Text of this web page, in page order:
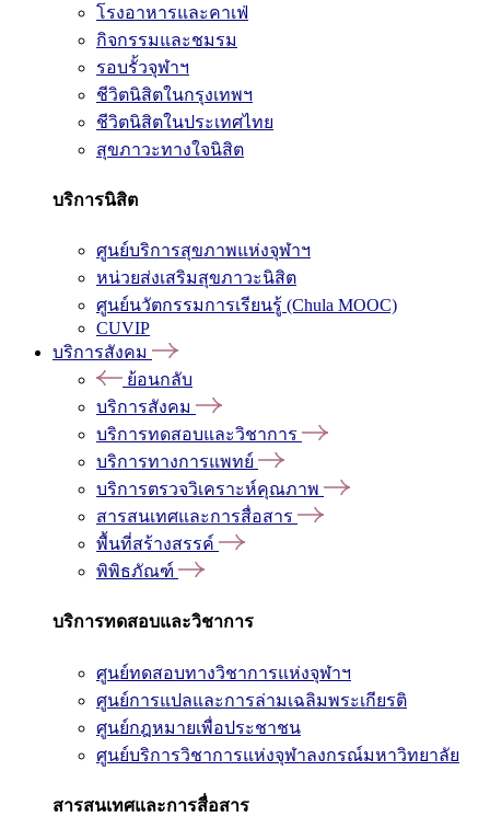
โรงอาหารและคาเฟ่
กิจกรรมและชมรม
รอบรั้วจุฬาฯ
ชีวิตนิสิตในกรุงเทพฯ
ชีวิตนิสิตในประเทศไทย
สุขภาวะทางใจนิสิต
บริการนิสิต
ศูนย์บริการสุขภาพแห่งจุฬาฯ
หน่วยส่งเสริมสุขภาวะนิสิต
ศูนย์นวัตกรรมการเรียนรู้ (Chula MOOC)
CUVIP
บริการสังคม
ย้อนกลับ
บริการสังคม
บริการทดสอบและวิชาการ
บริการทางการแพทย์
บริการตรวจวิเคราะห์คุณภาพ
สารสนเทศและการสื่อสาร
พื้นที่สร้างสรรค์
พิพิธภัณฑ์
บริการทดสอบและวิชาการ
ศูนย์ทดสอบทางวิชาการแห่งจุฬาฯ
ศูนย์การแปลและการล่ามเฉลิมพระเกียรติ
ศูนย์กฎหมายเพื่อประชาชน
ศูนย์บริการวิชาการแห่งจุฬาลงกรณ์มหาวิทยาลัย
สารสนเทศและการสื่อสาร